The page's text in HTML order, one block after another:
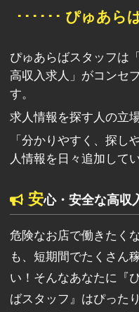
･･････ ぴゅあら
ぴゅあらばスタッフは
高収入求人」がコンセ
す。
求人情報を探す人の立
「分かりやすく、探し
人情報を日々追加してい
安心・安全な高収
危険なお店で働きたく
も、短期間でたくさん
い！そんなあなたに『
ばスタッフ』はぴったり